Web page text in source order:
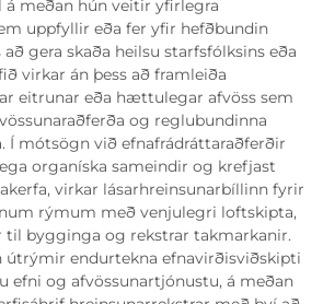
meðan hún veitir yfirlegra
uppfyllir eða fer yfir hefðbundin
gera skaða heilsu starfsfólksins eða
virkar án þess að framleiða
eitrunar eða hættulegar afvöss sem
og reglubundinna
Í mótsögn við efnafrádráttaraðferðir
organíska sameindir og krefjast
virkar lásarhreinsunarbíllinn fyrir
rýmum með venjulegri loftskipta,
bygginga og rekstrar takmarkanir.
útrýmir endurtekna efnavirðisviðskipti
efni og afvössunartjónustu, á meðan